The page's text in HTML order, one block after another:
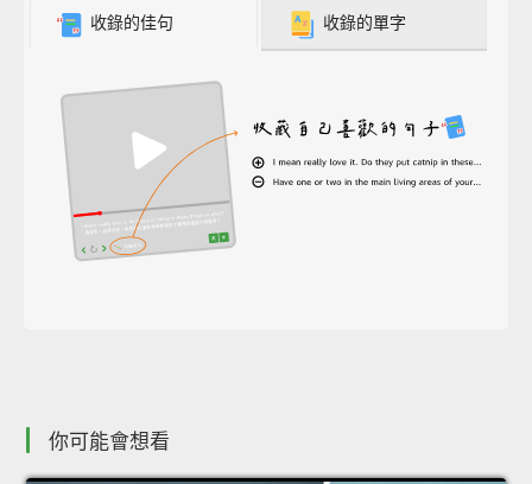
收錄的佳句 收錄的單字
你可能會想看